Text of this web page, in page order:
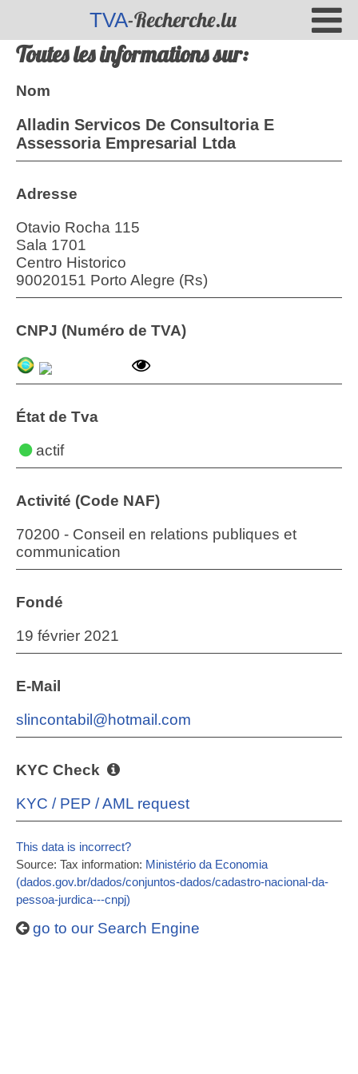
TVA-Recherche.lu
Toutes les informations sur:
Nom
Alladin Servicos De Consultoria E
Assessoria Empresarial Ltda
Adresse
Otavio Rocha 115
Sala 1701
Centro Historico
90020151 Porto Alegre (Rs)
CNPJ (Numéro de TVA)
État de Tva
actif
Activité (Code NAF)
70200 - Conseil en relations publiques et
communication
Fondé
19 février 2021
E-Mail
slincontabil@hotmail.com
KYC Check
KYC / PEP / AML request
This data is incorrect?
Source: Tax information: Ministério da Economia
(dados.gov.br/dados/conjuntos-dados/cadastro-nacional-da-
pessoa-jurdica---cnpj)
go to our Search Engine